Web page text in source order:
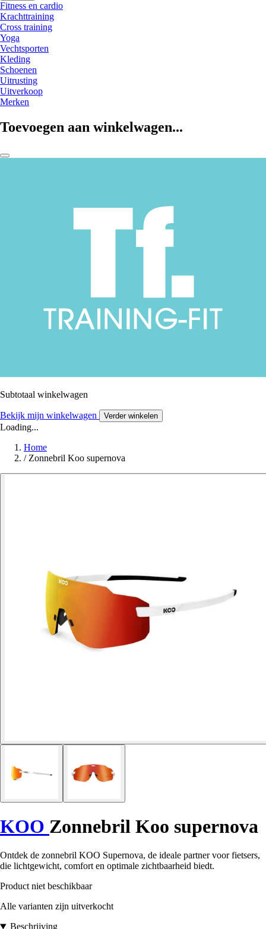
Fitness en cardio
Krachttraining
Cross training
Yoga
Vechtsporten
Kleding
Schoenen
Uitrusting
Uitverkoop
Merken
Toevoegen aan winkelwagen...
Subtotaal winkelwagen
Bekijk mijn winkelwagen Verder winkelen
Loading...
Home
/ Zonnebril Koo supernova
KOO Zonnebril Koo supernova
Ontdek de zonnebril KOO Supernova, de ideale partner voor fietsers,
die lichtgewicht, comfort en optimale zichtbaarheid biedt.
Product niet beschikbaar
Alle varianten zijn uitverkocht
Beschrijving